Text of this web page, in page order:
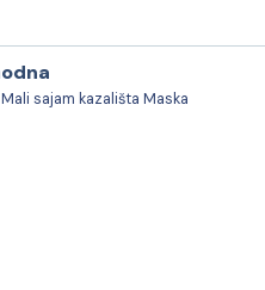
sajam kazališta Maska